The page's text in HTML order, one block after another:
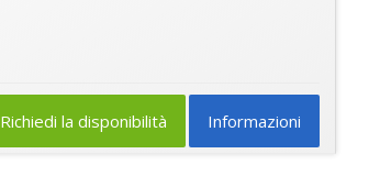
Informazioni
Richiedi la disponibilità